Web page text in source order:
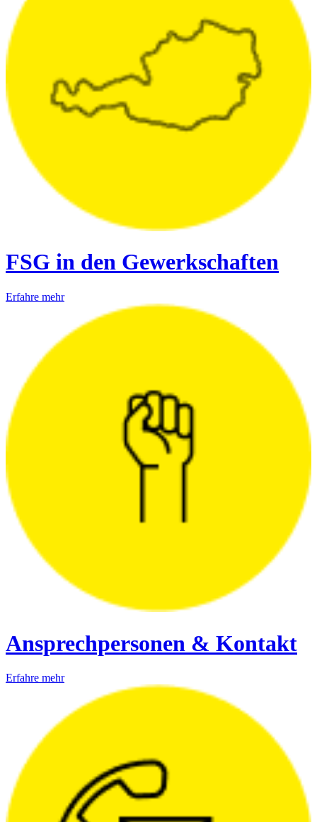
FSG in den Gewerkschaften
Erfahre mehr
Ansprechpersonen & Kontakt
Erfahre mehr